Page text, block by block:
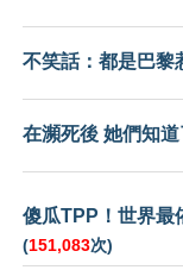
不笑話：都是巴黎
在瀕死後 她們知
傻瓜TPP！世界最
(151,083次)